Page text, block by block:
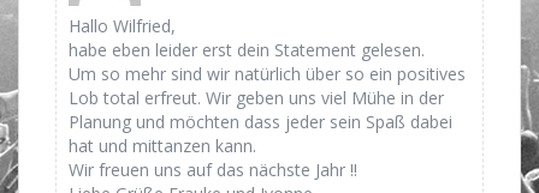
Hallo Wilfried,
habe eben leider erst dein Statement gelesen.
Um so mehr sind wir natürlich über so ein positives
Lob total erfreut. Wir geben uns viel Mühe in der
Planung und möchten dass jeder sein Spaß dabei
hat und mittanzen kann.
Wir freuen uns auf das nächste Jahr !!